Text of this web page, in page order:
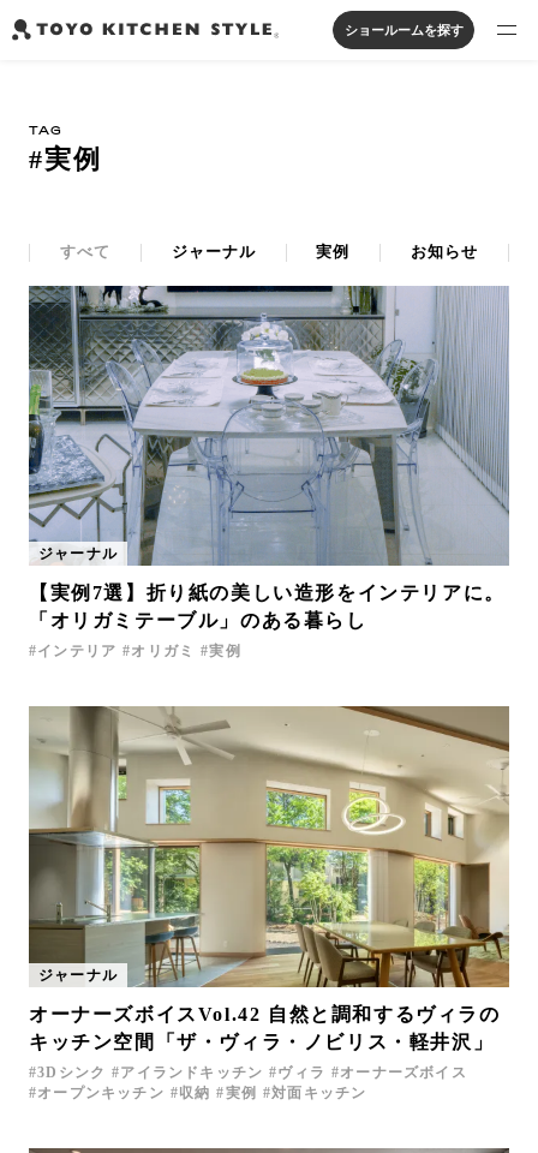
オープンキッチン
ペニンシュラキッチン
システムキッチン
実例から探す
私たちについて
ジャーナルを読む
オンラインストア
お知らせ
カタログを見る
よくあるご質問
お問い合わせ
サポート
LANGUAGE : EN
JP
CN
オンライン見積もり ショールームを探す
ショールームを探す
TAG
#実例
すべて ジャーナル 実例 お知らせ
ジャーナル
【実例7選】折り紙の美しい造形をインテリアに。
「オリガミテーブル」のある暮らし
インテリア オリガミ 実例
ジャーナル
オーナーズボイスVol.42 自然と調和するヴィラの
キッチン空間「ザ・ヴィラ・ノビリス・軽井沢」
3Dシンク アイランドキッチン ヴィラ
オーナーズボイス
オープンキッチン
収納 実例 対面キッチン